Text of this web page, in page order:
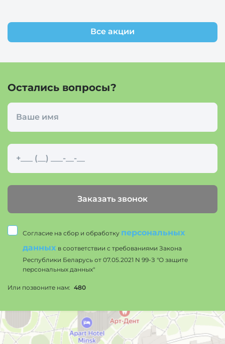
Все акции
Остались вопросы?
Заказать звонок
Или позвоните нам: 480
Согласие на сбор и обработку персональных
данных в соответствии с требованиями Закона
Республики Беларусь от 07.05.2021 N 99-З "О защите
персональных данных"